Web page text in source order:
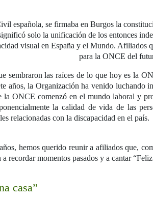
española, se firmaba en Burgos la
solo la unificación de los entonces
visual en España y el Mundo.
para la ONCE del
sembraron las raíces de lo que hoy es la
años, la Organización ha venido luchando
ONCE comenzó en el mundo laboral y
la calidad de vida de las
relacionadas con la discapacidad en el país.
hemos querido reunir a afiliados que,
recordar momentos pasados y a cantar
casa”